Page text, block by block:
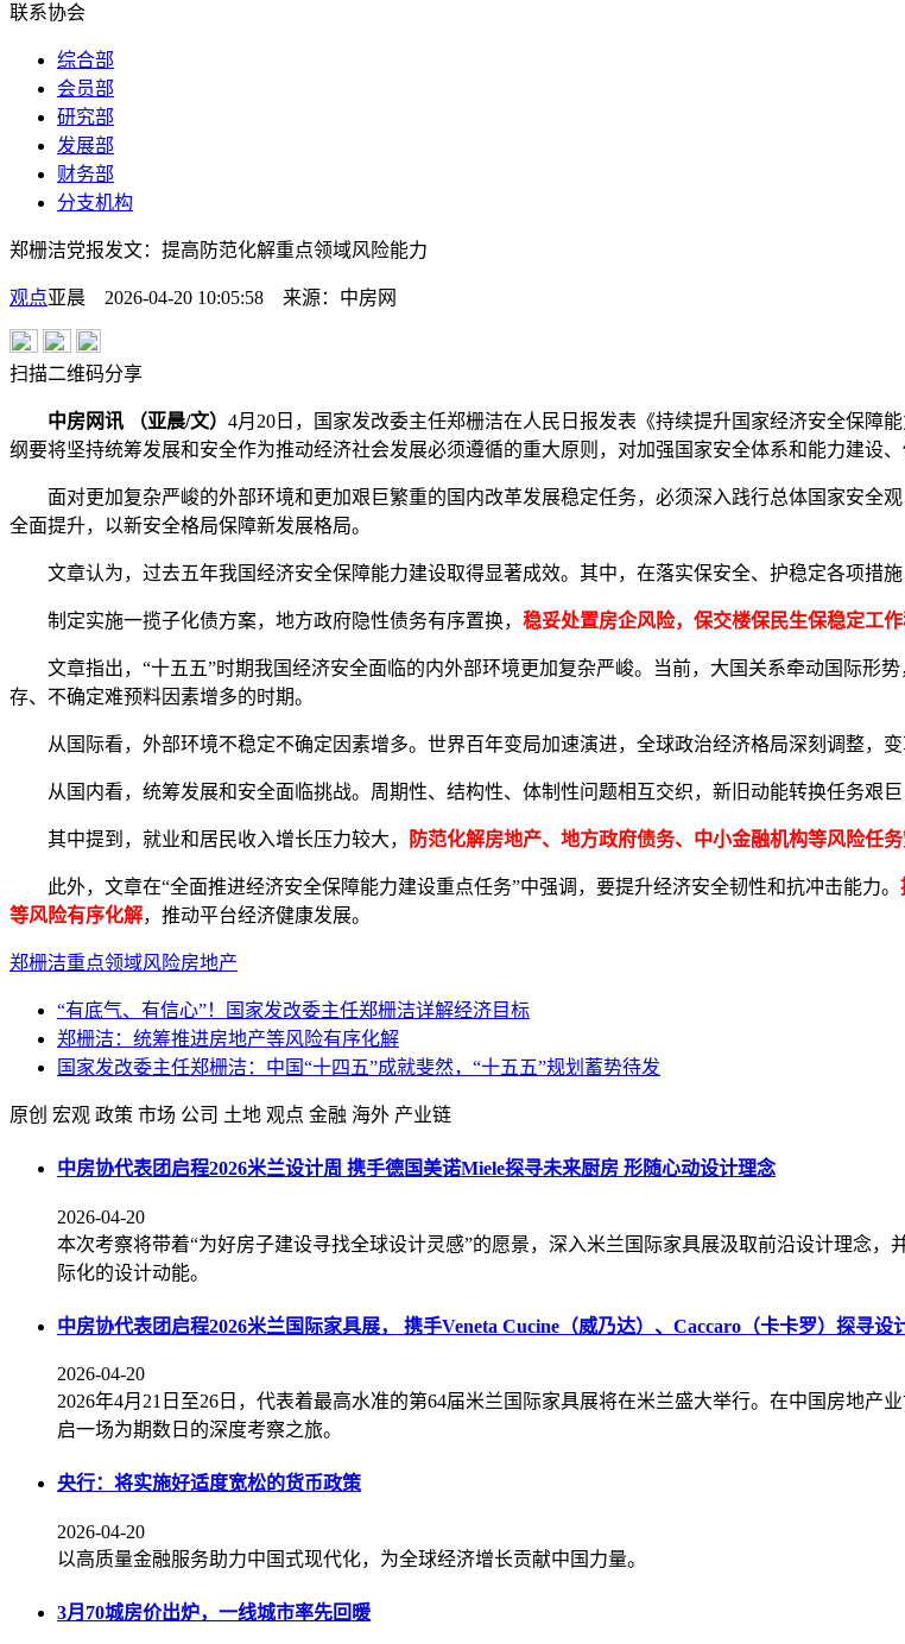
联系协会
综合部
会员部
研究部
发展部
财务部
分支机构
郑栅洁党报发文：提高防范化解重点领域风险能力
观点亚晨 2026-04-20 10:05:58 来源： 中房网
扫描二维码分享
中房网讯 （亚晨/文） 4月20日，国家发改委主任郑栅洁在人民日报发表《持续提升国家经济安全保障
纲要将坚持统筹发展和安全作为推动经济社会发展必须遵循的重大原则，对加强国家安全体系和能力建设、
面对更加复杂严峻的外部环境和更加艰巨繁重的国内改革发展稳定任务，必须深入践行总体国家安全观
全面提升，以新安全格局保障新发展格局。
文章认为，过去五年我国经济安全保障能力建设取得显著成效。其中，在落实保安全、护稳定各项措施
制定实施一揽子化债方案，地方政府隐性债务有序置换， 稳妥处置房企风险，保交楼保民生保稳定工
文章指出，“十五五”时期我国经济安全面临的内外部环境更加复杂严峻。当前，大国关系牵动国际形
存、不确定难预料因素增多的时期。
从国际看，外部环境不稳定不确定因素增多。世界百年变局加速演进，全球政治经济格局深刻调整，变
从国内看，统筹发展和安全面临挑战。周期性、结构性、体制性问题相互交织，新旧动能转换任务艰巨
其中提到，就业和居民收入增长压力较大， 防范化解房地产、地方政府债务、中小金融机构等风险任务
此外，文章在“全面推进经济安全保障能力建设重点任务”中强调，要提升经济安全韧性和抗冲击能力。
等风险有序化解，推动平台经济健康发展。
郑栅洁重点领域风险房地产
“有底气、有信心”！国家发改委主任郑栅洁详解经济目标
郑栅洁：统筹推进房地产等风险有序化解
国家发改委主任郑栅洁：中国“十四五”成就斐然，“十五五”规划蓄势待发
原创 宏观 政策 市场 公司 土地 观点 金融 海外 产业链
中房协代表团启程2026米兰设计周 携手德国美诺Miele探寻未来厨房 形随心动设计理念
2026-04-20
本次考察将带着“为好房子建设寻找全球设计灵感”的愿景，深入米兰国际家具展汲取前沿设计理念
际化的设计动能。
中房协代表团启程2026米兰国际家具展， 携手Veneta Cucine（威乃达）、Caccaro（卡卡罗）探寻设
2026-04-20
2026年4月21日至26日，代表着最高水准的第64届米兰国际家具展将在米兰盛大举行。在中国房地
启一场为期数日的深度考察之旅。
央行：将实施好适度宽松的货币政策
2026-04-20
以高质量金融服务助力中国式现代化，为全球经济增长贡献中国力量。
3月70城房价出炉，一线城市率先回暖